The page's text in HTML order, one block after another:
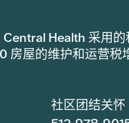
Health 采用
房屋的维护和运营
社区团结关怀